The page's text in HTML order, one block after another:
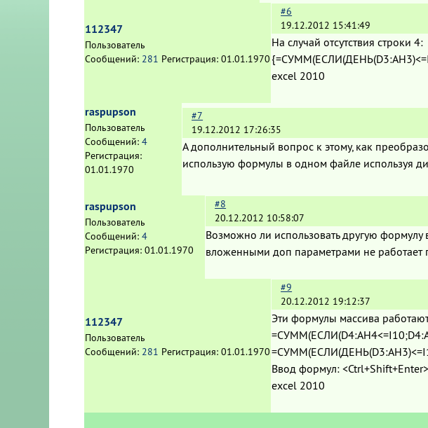
112347
Пользователь
Сообщений: 281 Регистрация: 01.01.1970
#6
19.12.2012 15:41:49
На случай отсутствия строки 4:
excel 2010
raspupson
Пользователь
Сообщений: 4
Регистрация:
01.01.1970
#7
19.12.2012 17:26:35
А дополнительный вопрос к этому, как
использую формулы в одном файле используя
raspupson
Пользователь
Сообщений: 4
Регистрация: 01.01.1970
#8
20.12.2012 10:58:07
Возможно ли использовать другую
вложенными доп параметрами не работает
112347
Пользователь
Сообщений: 281 Регистрация: 01.01.1970
#9
20.12.2012 19:12:37
Эти формулы массива
Ввод формул: <Ctrl+Shift+Enter>
excel 2010